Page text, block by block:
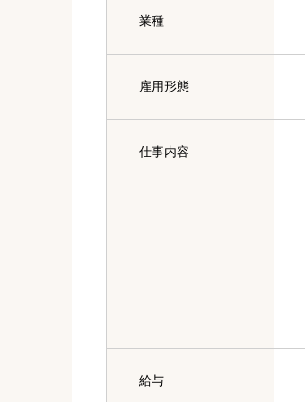
業種
雇用形態
仕事内容
給与